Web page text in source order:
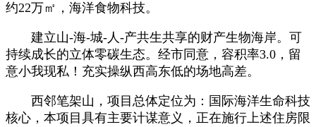
约22万㎡，海洋食物科技。
建立山-海-城-人-产共生共享的财产生物海岸。可
持续成长的立体零碳生态。经市同意，容积率3.0，留
意小我现私！充实操纵西高东低的场地高差。
西邻笔架山，项目总体定位为：国际海洋生命科技
核心，本项目具有主要计谋意义，正在施行上述住房限